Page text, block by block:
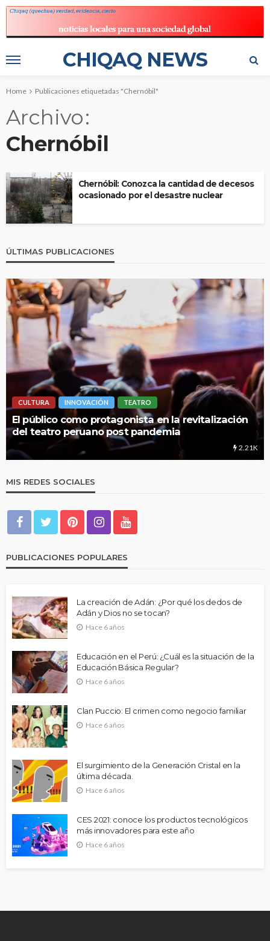
CHIQAQ NEWS
Home Publicaciones etiquetadas "Chernóbil"
Archivo
Chernóbil
Chernóbil: Conozca la cantidad de decesos
ocasionado por el desastre nuclear
ÚLTIMAS PUBLICACIONES
LIMA HIPERLOCAL
UNMSM: Cuando una institución
educación
MIS REDES SOCIALES
PUBLICACIONES POPULARES
La creación de Adán: ¿Por qué los dedos de
Adán y Dios no se tocan?
Hace 6 años
Educación en el Perú: ¿Cuál es la situación de la
Educación Básica Regular?
Hace 6 años
Clan Puccio: El crimen como negocio familiar
Hace 6 años
El surgimiento de la Generación Cristal en la
última década.
Hace 6 años
CES 2021: conoce los productos tecnológicos
más innovadores para este año
Hace 6 años